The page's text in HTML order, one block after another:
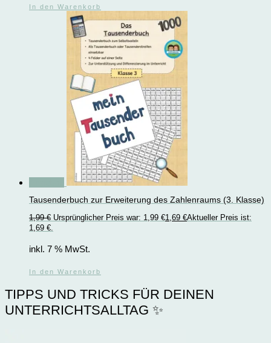
In den Warenkorb
Tausenderbuch zur Erweiterung des Zahlenraums (3. Klasse)
1,99€ Ursprünglicher Preis war: 1,99 €1,69 €Aktueller Preis ist:
1,69 €.
inkl. 7 % MwSt.
In den Warenkorb
TIPPS UND TRICKS FÜR DEINEN
UNTERRICHTSALLTAG ✨